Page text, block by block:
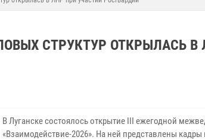
СТРУКТУР ОТКРЫЛАСЬ В
В Луганске состоялось открытие III ежегодной
«Взаимодействие-2026». На ней представлены